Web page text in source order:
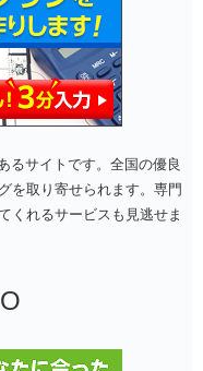
るサイトです。全国の優良
を取り寄せられます。専門
くれるサービスも見逃せま